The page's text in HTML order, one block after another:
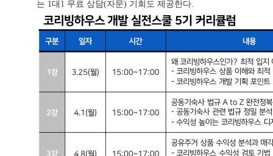
는 1대1 무료 상담(자문) 기회도 제공한다.